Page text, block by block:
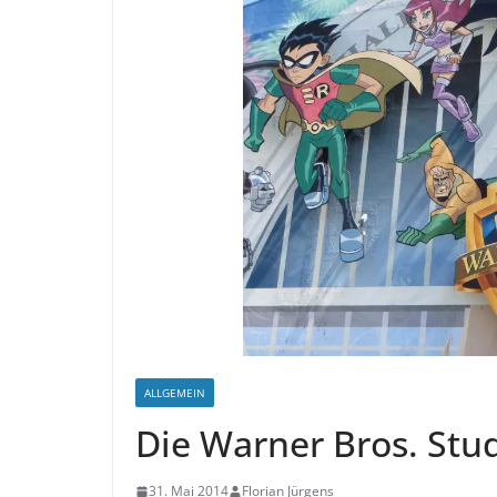
ALLGEMEIN
Die Warner Bros.
31. Mai 2014 Florian Jürgens